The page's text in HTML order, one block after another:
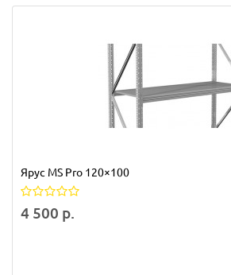
Ярус MS Pro 120×100
4 500 р.